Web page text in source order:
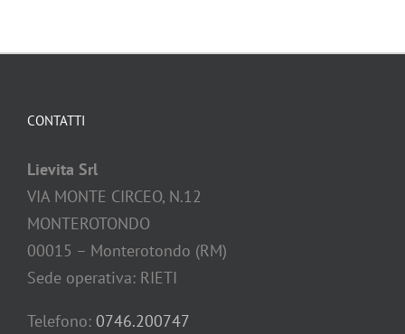
CONTATTI
Lievita Srl
VIA MONTE CIRCEO, N.12
MONTEROTONDO
00015 – Monterotondo (RM)
Sede operativa: RIETI
Telefono: 0746.200747